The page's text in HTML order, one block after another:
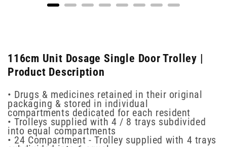
116cm Unit Dosage Single Door Trolley |
Product Description
• Drugs & medicines retained in their original
packaging & stored in individual
compartments dedicated for each resident
• Trolleys supplied with 4 / 8 trays subdivided
into equal compartments
• 24 Compartment - Trolley supplied with 4 trays